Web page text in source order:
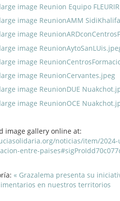
image gallery online at:
noticias/item/
entre-
« Grazalema presenta su
en nuestros territorios